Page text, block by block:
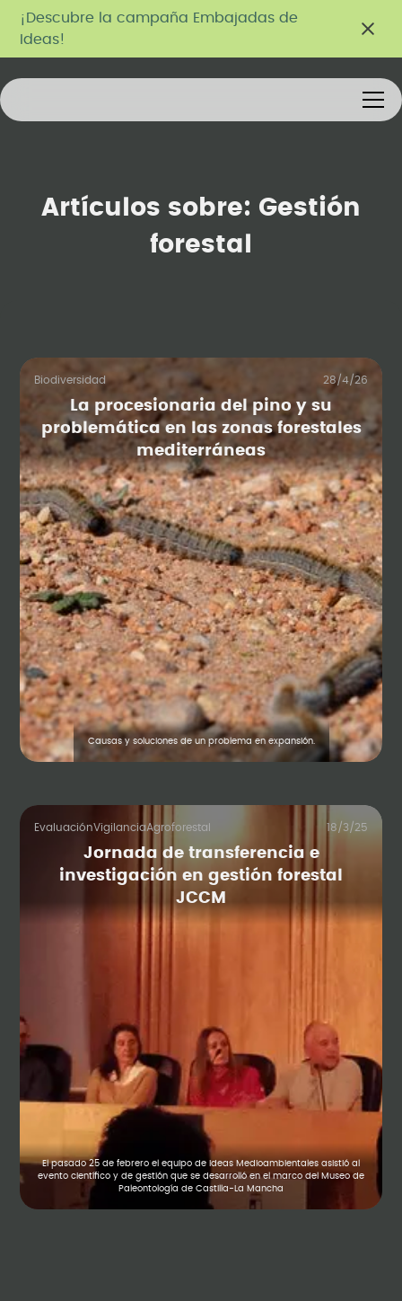
¡Descubre la campaña Embajadas de
Ideas!
Artículos sobre: Gestión
forestal
Biodiversidad 28/4/26
La procesionaria del pino y su
problemática en las zonas forestales
mediterráneas
Causas y soluciones de un problema en expansión.
EvaluaciónVigilanciaAgroforestal 18/3/25
Jornada de transferencia e
investigación en gestión forestal
JCCM
El pasado 25 de febrero el equipo de Ideas Medioambientales asistió al
evento científico y de gestión que se desarrolló en el marco del Museo de
Paleontología de Castilla-La Mancha